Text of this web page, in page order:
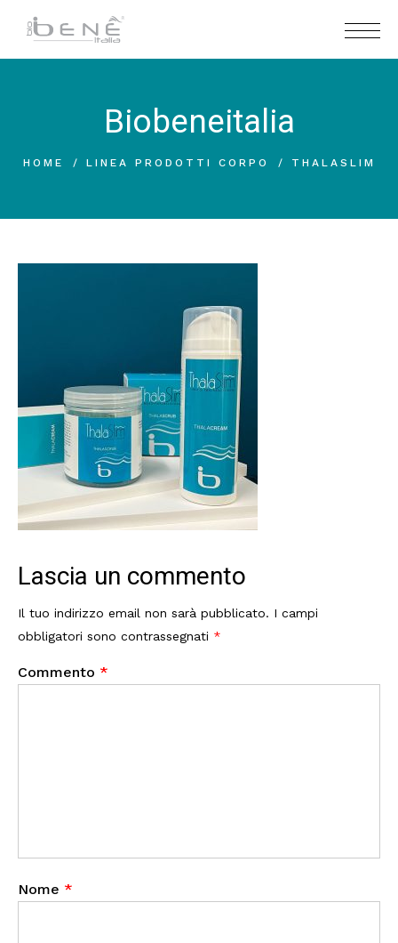
Biobeneitalia
HOME LINEA PRODOTTI CORPO THALASLIM
Lascia un commento
Il tuo indirizzo email non sarà pubblicato. I campi
obbligatori sono contrassegnati *
Commento *
Nome *